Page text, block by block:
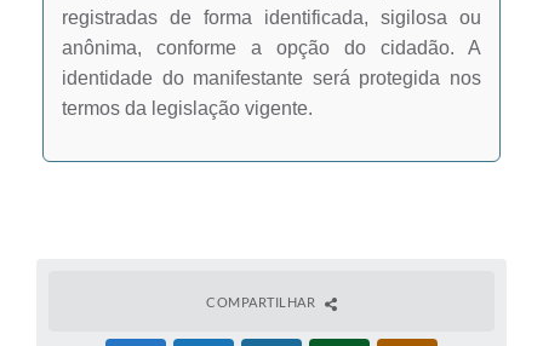
registradas de forma identificada, sigilosa ou
anônima, conforme a opção do cidadão. A
identidade do manifestante será protegida nos
termos da legislação vigente.
COMPARTILHAR